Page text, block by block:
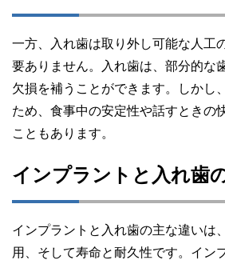
一方、入れ歯は取り外し可能な人工
要ありません。入れ歯は、部分的な
欠損を補うことができます。しかし
ため、食事中の安定性や話すときの
こともあります。
インプラントと入れ歯
インプラントと入れ歯の主な違いは
用、そして寿命と耐久性です。イン